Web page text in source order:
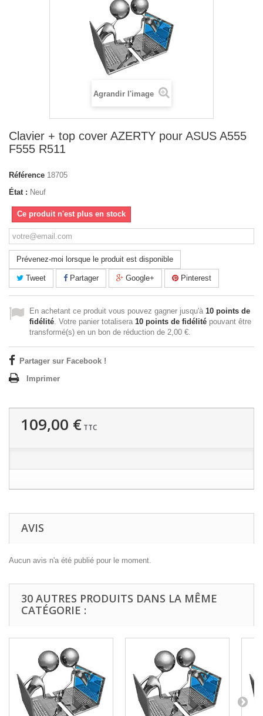
Agrandir l'image
Clavier + top cover AZERTY pour ASUS A555
F555 R511
Référence 18705
État : Neuf
Ce produit n'est plus en stock
Prévenez-moi lorsque le produit est disponible
Tweet Partager Google+ Pinterest
En achetant ce produit vous pouvez gagner jusqu'à 10 points de
fidélité. Votre panier totalisera 10 points de fidélité pouvant être
transformé(s) en un bon de réduction de 2,00 €.
Partager sur Facebook !
Imprimer
109,00 € TTC
AVIS
Aucun avis n'a été publié pour le moment.
30 AUTRES PRODUITS DANS LA MÊME
CATÉGORIE :